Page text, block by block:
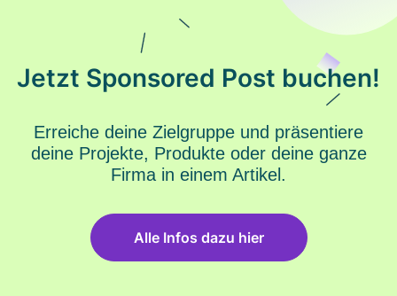
Jetzt Sponsored Post buchen!
Erreiche deine Zielgruppe und präsentiere
deine Projekte, Produkte oder deine ganze
Firma in einem Artikel.
Alle Infos dazu hier